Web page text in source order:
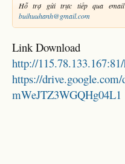
Hỗ trợ gửi trực tiếp qua
buihuuhanh@gmail.com
Link Download
http://
https://
mWeJTZ3WGQHg04L1